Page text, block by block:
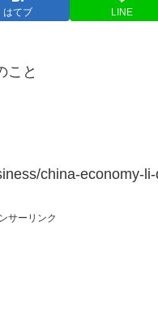
はてブ LINE
こと
china-economy-
サーリンク